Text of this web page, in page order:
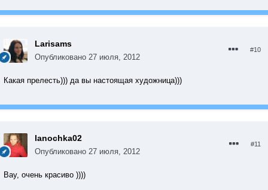
Larisams
Опубликовано 27 июля, 2012
#10
Какая прелесть))) да вы настоящая художница)))
lanochka02
Опубликовано 27 июля, 2012
#11
Вау, очень красиво ))))